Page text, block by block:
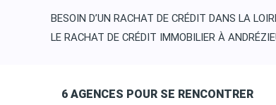
Navigation
de
BESOIN D’UN RACHAT DE CRÉDIT DANS LA
LE RACHAT DE CRÉDIT IMMOBILIER À
6 AGENCES POUR SE RENCONTRER